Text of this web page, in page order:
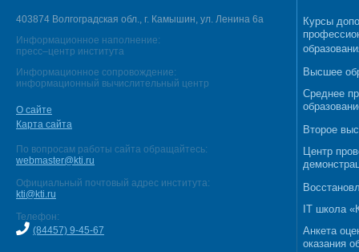
403874 Волгоградская обл., г. Камышин, ул. Ленина 6а
Информационное наполнение:
пресс–центр института
Информационное сопровождение:
информационный вычислительный центр
О сайте
Карта сайта
По вопросам работы сайта обращайтесь:
webmaster@kti.ru
Официальный почтовый адрес института:
kti@kti.ru
Телефон:
(84457) 9-45-67
Курсы
Высшее
Среднее
Второе
Центр
IT школа
Анкета
оказания